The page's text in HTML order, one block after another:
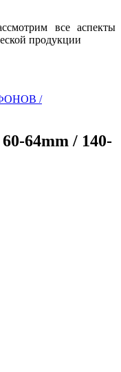
все аспекты
продукции
/
64mm / 140-